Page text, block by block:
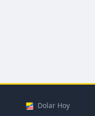
Dolar Hoy